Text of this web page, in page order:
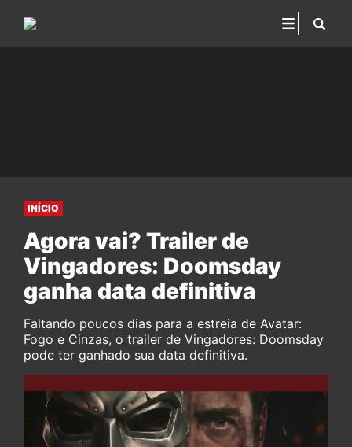
INÍCIO
Agora vai? Trailer de
Vingadores: Doomsday
ganha data definitiva
Faltando poucos dias para a estreia de Avatar:
Fogo e Cinzas, o trailer de Vingadores: Doomsday
pode ter ganhado sua data definitiva.